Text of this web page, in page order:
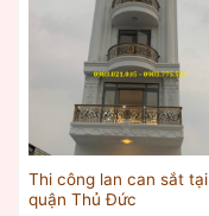
Thi công lan can sắt tại
quận Thủ Đức